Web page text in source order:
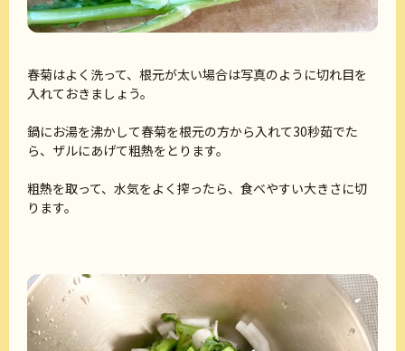
春菊はよく洗って、根元が太い場合は写真のように切れ目を
入れておきましょう。
鍋にお湯を沸かして春菊を根元の方から入れて30秒茹でた
ら、ザルにあげて粗熱をとります。
粗熱を取って、水気をよく搾ったら、食べやすい大きさに切
ります。